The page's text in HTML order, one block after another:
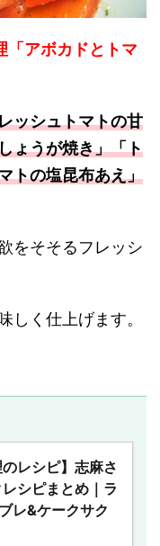
「アボカドとトマ
ッシュトマトの甘
ょうが焼き」「ト
トの塩昆布あえ」
をそそるフレッシ
しく仕上げます。
のレシピ】志麻さ
シピまとめ｜ラ
レ&ケークサク